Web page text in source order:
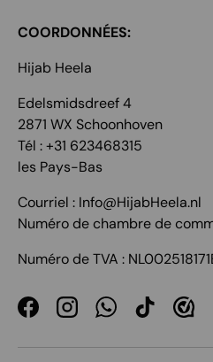
COORDONNÉES:
Hijab Heela
Edelsmidsdreef 4
2871 WX Schoonhoven
Tél : +31 623468315
les Pays-Bas
Courriel : Info@HijabHeela.nl
Numéro de chambre de
Numéro de TVA :
FacebookInstagramWhatsApp
TikTok